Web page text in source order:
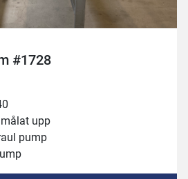
#1728
upp
pump